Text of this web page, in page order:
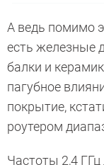
А ведь помимо
есть железные
балки и
пагубное
покрытие,
роутером
Частоты 2,4